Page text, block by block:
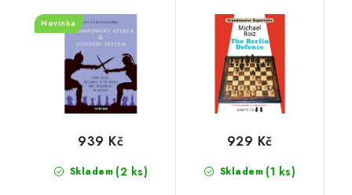
Novinka
Skladem (2 ks)
939 Kč
Skladem (1 ks)
929 Kč